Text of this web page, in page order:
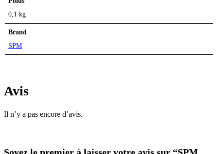
0,1 kg
Brand
SPM
Avis
Il n’y a pas encore d’avis.